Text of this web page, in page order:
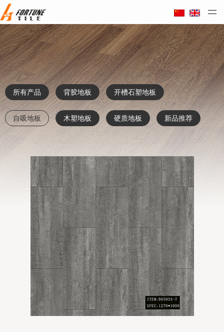
Taizhou Huali Plastic Co. Ltd
所有产品 背胶地板 开槽石塑地板
自吸地板 木塑地板 硬质地板 新品推荐